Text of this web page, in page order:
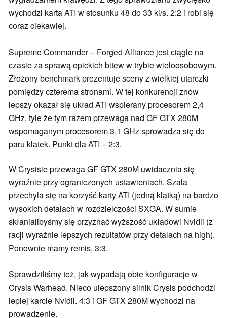
wychodzi karta ATI w stosunku 48 do 33 kl/s. 2:2 i robi się
coraz ciekawiej.
Supreme Commander – Forged Alliance jest ciągle na
czasie za sprawą epickich bitew w trybie wieloosobowym.
Złożony benchmark prezentuje sceny z wielkiej utarczki
pomiędzy czterema stronami. W tej konkurencji znów
lepszy okazał się układ ATI wspierany procesorem 2,4
GHz, tyle że tym razem przewaga nad GF GTX 280M
wspomaganym procesorem 3,1 GHz sprowadza się do
paru klatek. Punkt dla ATI – 2:3.
W Crysisie przewaga GF GTX 280M uwidacznia się
wyraźnie przy ograniczonych ustawieniach. Szala
przechyla się na korzyść karty ATI (jedną klatką) na bardzo
wysokich detalach w rozdzielczości SXGA. W sumie
skłanialibyśmy się przyznać wyższość układowi Nvidii (z
racji wyraźnie lepszych rezultatów przy detalach na high).
Ponownie mamy remis, 3:3.
Sprawdziliśmy też, jak wypadają obie konfiguracje w
Crysis Warhead. Nieco ulepszony silnik Crysis podchodzi
lepiej karcie Nvidii. 4:3 i GF GTX 280M wychodzi na
prowadzenie.